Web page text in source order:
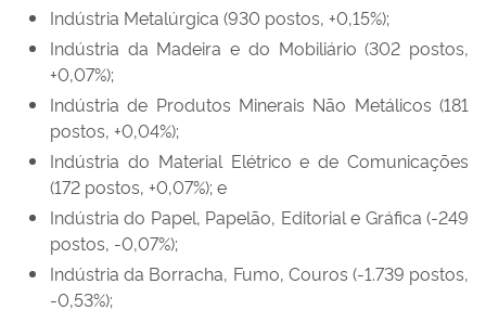
Indústria Metalúrgica (930 postos, +0,15%);
Indústria da Madeira e do Mobiliário (302 postos,
+0,07%);
Indústria de Produtos Minerais Não Metálicos (181
postos, +0,04%);
Indústria do Material Elétrico e de Comunicações
(172 postos, +0,07%); e
Indústria do Papel, Papelão, Editorial e Gráfica (-249
postos, -0,07%);
Indústria da Borracha, Fumo, Couros (-1.739 postos,
-0,53%);